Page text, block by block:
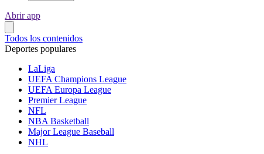
Abrir app
Todos los contenidos
Deportes populares
LaLiga
UEFA Champions League
UEFA Europa League
Premier League
NFL
NBA Basketball
Major League Baseball
NHL